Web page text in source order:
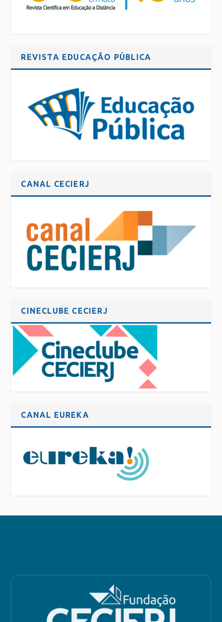
REVISTA EDUCAÇÃO PÚBLICA
CANAL CECIERJ
CINECLUBE CECIERJ
CANAL EUREKA